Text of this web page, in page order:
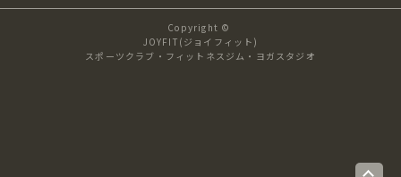
Copyright ©
JOYFIT(ジョイフィット)
スポーツクラブ・フィットネスジム・ヨガスタジオ